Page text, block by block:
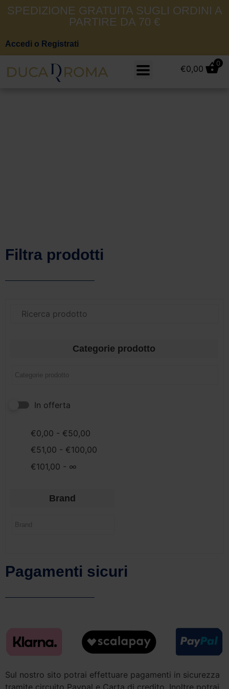
SPEDIZIONE GRATUITA SUGLI ORDINI A
PARTIRE DA 70 €
Accedi o Registrati
€0,00
0
Filtra prodotti
Categorie prodotto
In offerta
€0,00 - €50,00
€51,00 - €100,00
€101,00 - ∞
Brand
Pagamenti sicuri
Sul nostro sito potrai effettuare pagamenti in sicurezza
tramite circuito Paypal e Carta di credito. Inoltre potrai